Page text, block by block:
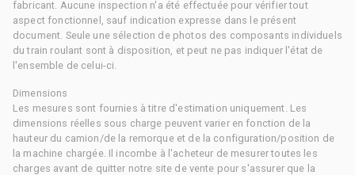
fabricant. Aucune inspection n'a été effectuée pour vérifier tout
aspect fonctionnel, sauf indication expresse dans le présent
document. Seule une sélection de photos des composants individuels
du train roulant sont à disposition, et peut ne pas indiquer l'état de
l'ensemble de celui-ci.
Dimensions
Les mesures sont fournies à titre d'estimation uniquement. Les
dimensions réelles sous charge peuvent varier en fonction de la
hauteur du camion/de la remorque et de la configuration/position de
la machine chargée. Il incombe à l'acheteur de mesurer toutes les
charges avant de quitter notre site de vente pour s'assurer que la